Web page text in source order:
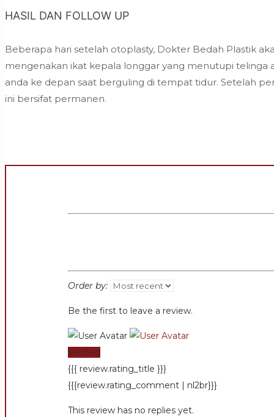
HASIL DAN FOLLOW UP
Beberapa hari setelah otoplasty, Dokter Bedah Plastik
mengenakan ikat kepala longgar yang menutupi telinga
anda ke depan saat berguling di tempat tidur. Setelah
ini bersifat permanen.
Order by:
Be the first to leave a review.
Verified
{{{ review.rating_title }}}
{{{review.rating_comment | nl2br}}}
This review has no replies yet.